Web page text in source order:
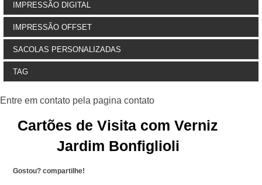
IMPRESSÃO DIGITAL
IMPRESSÃO OFFSET
SACOLAS PERSONALIZADAS
TAG
Cartões de Visita com Verniz
Jardim Bonfiglioli
Gostou? compartilhe!